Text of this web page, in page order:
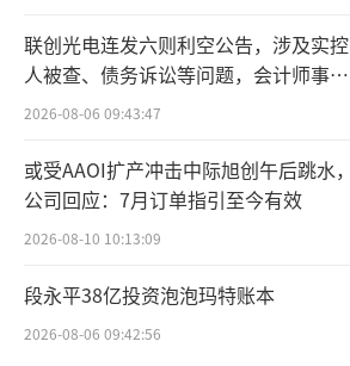
联创光电连发六则利空公告，涉及实控
人被查、债务诉讼等问题，会计师事务
所曾出具“保留意见”
2026-08-06 09:43:47
或受AAOI扩产冲击中际旭创午后跳水，
公司回应：7月订单指引至今有效
2026-08-10 10:13:09
段永平38亿投资泡泡玛特账本
2026-08-06 09:42:56